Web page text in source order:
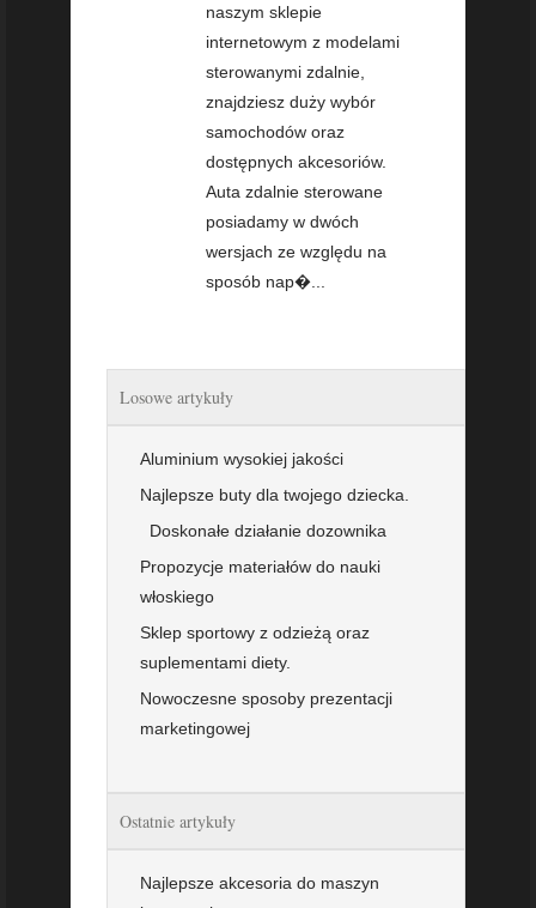
naszym sklepie
internetowym z modelami
sterowanymi zdalnie,
znajdziesz duży wybór
samochodów oraz
dostępnych akcesoriów.
Auta zdalnie sterowane
posiadamy w dwóch
wersjach ze względu na
sposób nap�...
Losowe artykuły
Aluminium wysokiej jakości
Najlepsze buty dla twojego dziecka.
Doskonałe działanie dozownika
Propozycje materiałów do nauki
włoskiego
Sklep sportowy z odzieżą oraz
suplementami diety.
Nowoczesne sposoby prezentacji
marketingowej
Ostatnie artykuły
Najlepsze akcesoria do maszyn